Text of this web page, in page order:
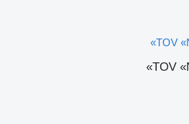
TOV